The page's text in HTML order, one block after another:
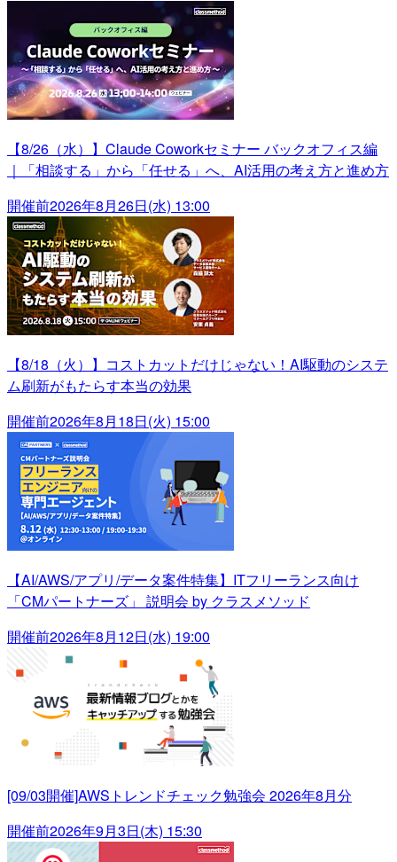
【8/26（水）】Claude Coworkセミナー バックオフィス編
｜「相談する」から「任せる」へ、AI活用の考え方と進め方
開催前2026年8月26日(水) 13:00
【8/18（火）】コストカットだけじゃない！AI駆動のシステ
ム刷新がもたらす本当の効果
開催前2026年8月18日(火) 15:00
【AI/AWS/アプリ/データ案件特集】ITフリーランス向け
「CMパートナーズ」 説明会 by クラスメソッド
開催前2026年8月12日(水) 19:00
[09/03開催]AWSトレンドチェック勉強会 2026年8月分
開催前2026年9月3日(木) 15:30